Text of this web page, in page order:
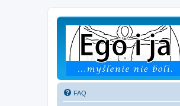
FAQ